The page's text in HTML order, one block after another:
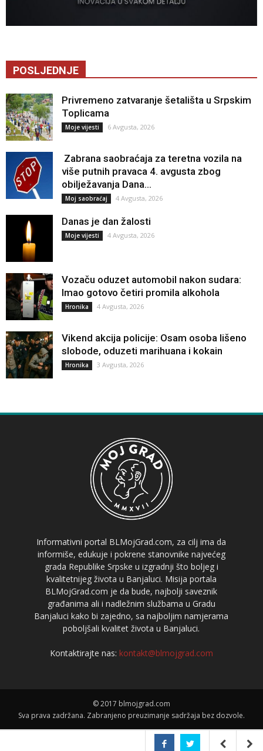
POSLJEDNJE
Privremeno zatvaranje šetališta u Srpskim
Toplicama
Moje vijesti 6 Avgusta, 2026
Zabrana saobraćaja za teretna vozila na
više putnih pravaca 4. avgusta zbog
obilježavanja Dana...
Moj saobraćaj 4 Avgusta, 2026
Danas je dan žalosti
Moje vijesti 4 Avgusta, 2026
Vozaču oduzet automobil nakon sudara:
Imao gotovo četiri promila alkohola
Hronika 4 Avgusta, 2026
Vikend akcija policije: Osam osoba lišeno
slobode, oduzeti marihuana i kokain
Hronika 3 Avgusta, 2026
Informativni portal BLMojGrad.com, za cilj ima da
informiše, edukuje i pokrene stanovnike najvećeg
grada Republike Srpske u izgradnji što boljeg i
kvalitetnijeg života u Banjaluci. Misija portala
BLMojGrad.com je da bude, najbolji saveznik
građanima ali i nadležnim službama u Gradu
Banjaluci kako bi zajedno, sa najboljim namjerama
poboljšali kvalitet života u Banjaluci.
Kontaktirajte nas: kontakt@blmojgrad.com
© 2017 blmojgrad.com
Sva prava zadržana. Zabranjeno preuzimanje sadržaja bez dozvole.